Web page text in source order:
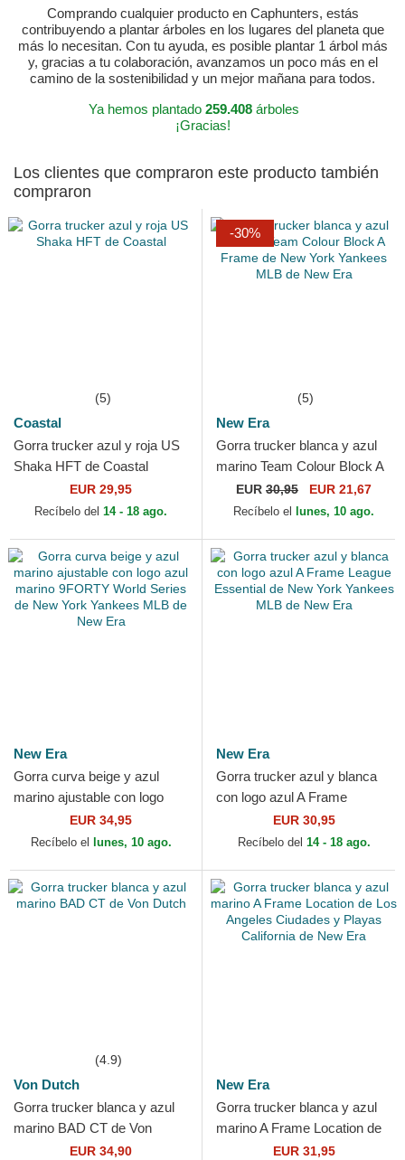
Comprando cualquier producto en Caphunters, estás
contribuyendo a plantar árboles en los lugares del planeta que
más lo necesitan. Con tu ayuda, es posible plantar 1 árbol más
y, gracias a tu colaboración, avanzamos un poco más en el
camino de la sostenibilidad y un mejor mañana para todos.
Ya hemos plantado 259.408 árboles
¡Gracias!
Los clientes que compraron este producto también
compraron
(5)
Coastal
Gorra trucker azul y roja US
Shaka HFT de Coastal
EUR 29,95
Recíbelo del 14 - 18 ago.
-30%
(5)
New Era
Gorra trucker blanca y azul
marino Team Colour Block A
Frame de New York Yankees
MLB de New Era
EUR 30,95 EUR 21,67
Recíbelo el lunes, 10 ago.
New Era
Gorra curva beige y azul
marino ajustable con logo
azul marino 9FORTY World
Series de New York...
EUR 34,95
Recíbelo el lunes, 10 ago.
New Era
Gorra trucker azul y blanca
con logo azul A Frame
League Essential de New
York Yankees MLB de New...
EUR 30,95
Recíbelo del 14 - 18 ago.
(4.9)
Von Dutch
Gorra trucker blanca y azul
marino BAD CT de Von
EUR 34,90
New Era
Gorra trucker blanca y azul
marino A Frame Location de
Los Angeles Ciudades y
EUR 31,95